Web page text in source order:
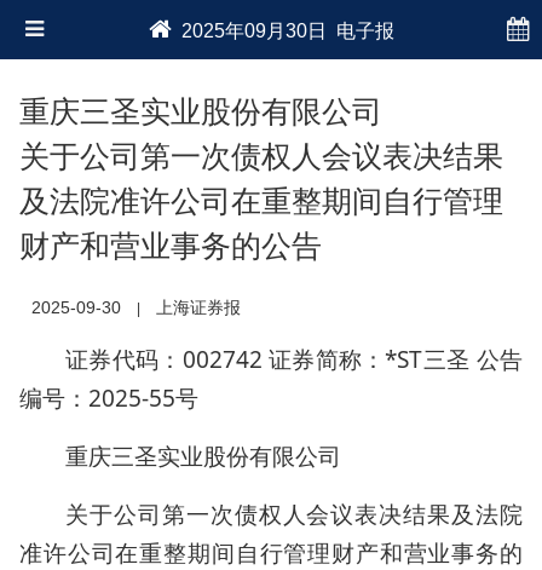
2025年09月30日 电子报
重庆三圣实业股份有限公司
关于公司第一次债权人会议表决结果
及法院准许公司在重整期间自行管理
财产和营业事务的公告
2025-09-30 上海证券报
证券代码：002742 证券简称：*ST三圣 公告
编号：2025-55号
重庆三圣实业股份有限公司
关于公司第一次债权人会议表决结果及法院
准许公司在重整期间自行管理财产和营业事务的